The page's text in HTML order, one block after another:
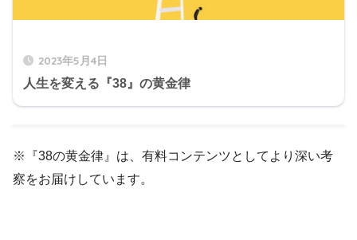
2023年5月4日
人生を変える『38』の黄金律
※『38の黄金律』は、有料コンテンツとしてより深い考
察をお届けしています。